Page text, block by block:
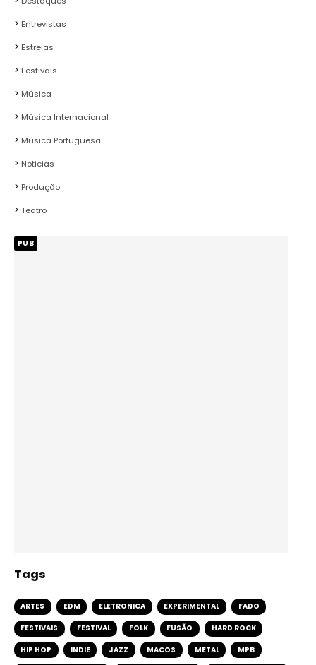
Entrevistas
Estreias
Festivais
Música
Música Internacional
Música Portuguesa
Noticias
Produção
Teatro
PUB
Tags
ARTES EDM ELETRONICA EXPERIMENTAL FADO
FESTIVAIS FESTIVAL FOLK FUSÃO HARD ROCK
HIP HOP INDIE JAZZ MACOS METAL MPB